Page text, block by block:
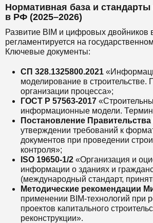
Нормативная база и
в РФ (2025–2026)
Развитие BIM и цифровых двойников
регламентируется на
Ключевые документы:
СП 328.1325800.2021
моделирование в строительстве.
организации процесса»;
ГОСТ Р 57563-2017
информационные модели.
Постановление
утверждении требований к
документов при проведении
контроля»;
ISO 19650-1/2 «Организация и
информации о зданиях и
(международный стандарт,
Методические рекомендации
применении BIM-технологий при
проектов капитального
реконструкции».